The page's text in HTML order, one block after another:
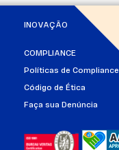
INOVAÇÃO
COMPLIANCE
Políticas de Compliance
Código de Ética
Faça sua Denúncia